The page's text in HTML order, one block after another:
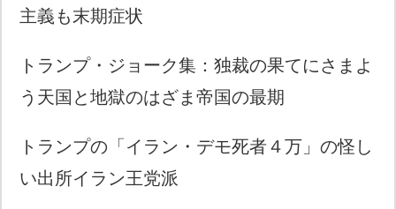
主義も末期症状
トランプ・ジョーク集：独裁の果てにさまよ
う天国と地獄のはざま帝国の最期
トランプの「イラン・デモ死者４万」の怪し
い出所イラン王党派